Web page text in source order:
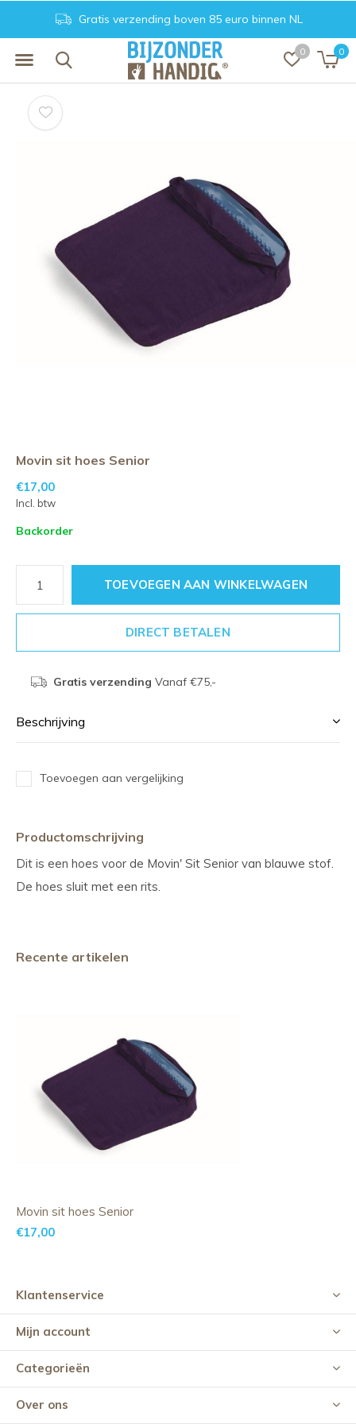
0 0
Gratis verzending boven 85 euro binnen NL
Movin sit hoes Senior
€17,00
Incl. btw
Backorder
TOEVOEGEN AAN WINKELWAGEN
DIRECT BETALEN
Gratis verzending Vanaf €75,-
Beschrijving
Toevoegen aan vergelijking
Productomschrijving
Dit is een hoes voor de Movin' Sit Senior van blauwe stof.
De hoes sluit met een rits.
Recente artikelen
Movin sit hoes Senior
€17,00
Klantenservice
Mijn account
Categorieën
Over ons